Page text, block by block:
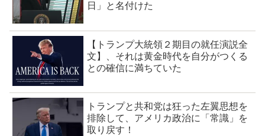
日」と名付けた
【トランプ大統領２期目の就任演説全
文】、それは黄金時代を自分がつくる
との確信に満ちていた
トランプと共和党は狂った左翼思想を
排除して、アメリカ政治に「常識」を
取り戻す！